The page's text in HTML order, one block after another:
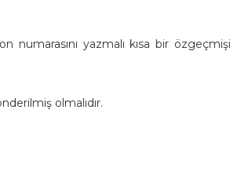
numarasını yazmalı kısa bir
olmalıdır.